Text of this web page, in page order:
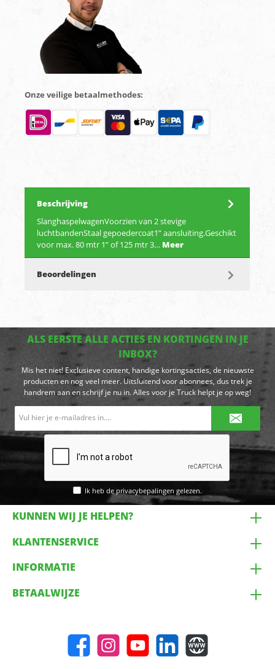
Onze veilige betaalmethodes:
Beschrijving
SlanghaspelwagenVoorzien van 2 stevige
luchtbandenStaal gepoedercoat1” aansluiting.Geschikt
voor max. 80 mtr 1” of 125 mtr 3… Meer
Beoordelingen
ALS EERSTE ALLE ACTIES EN KORTINGEN IN JE
INBOX?
Mis het niet! Exclusieve content, handige kortingsacties, de nieuwste
producten en nog veel meer. Uitsluitend voor abonnees, dus trek je
handrem aan en schrijf je nu in. Alles voor je Truck helpt je op weg!
Ik heb de privacybepalingen gelezen.
KUNNEN WIJ JE HELPEN?
KLANTENSERVICE
INFORMATIE
BETAALWIJZE